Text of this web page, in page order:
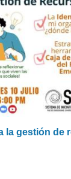
la gestión de